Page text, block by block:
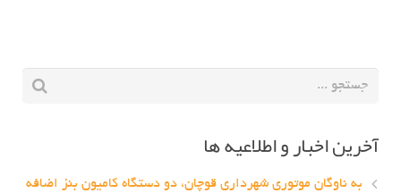
آخرین اخبار و اطلاعیه ها
به ناوگان موتوری شهرداری قوچان، دو دستگاه کامیون بنز اضافه